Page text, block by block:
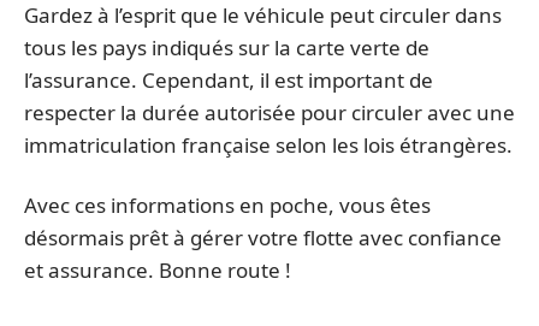
Gardez à l’esprit que le véhicule peut circuler dans
tous les pays indiqués sur la carte verte de
l’assurance. Cependant, il est important de
respecter la durée autorisée pour circuler avec une
immatriculation française selon les lois étrangères.
Avec ces informations en poche, vous êtes
désormais prêt à gérer votre flotte avec confiance
et assurance. Bonne route !